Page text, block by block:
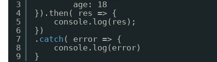
3
4
5
6
7
8
9
age: 18
}).then( res => {
console.log(res);
})
. catch ( error => {
console.log(error)
}